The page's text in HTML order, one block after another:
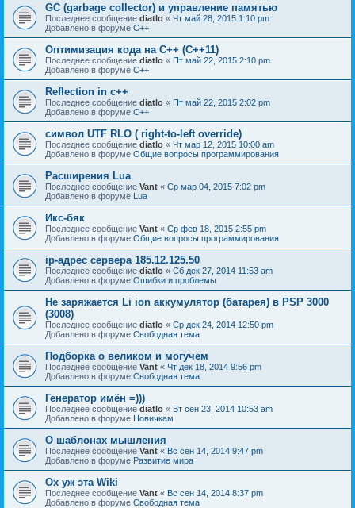
GC (garbage collector) и управление памятью
Последнее сообщение diatlo « Чт май 28, 2015 1:10 pm
Добавлено в форуме C++
Оптимизация кода на C++ (C++11)
Последнее сообщение diatlo « Пт май 22, 2015 2:10 pm
Добавлено в форуме C++
Reflection in с++
Последнее сообщение diatlo « Пт май 22, 2015 2:02 pm
Добавлено в форуме C++
символ UTF RLO ( right-to-left override)
Последнее сообщение diatlo « Чт мар 12, 2015 10:00 am
Добавлено в форуме Общие вопросы программирования
Расширения Lua
Последнее сообщение Vant « Ср мар 04, 2015 7:02 pm
Добавлено в форуме Lua
Икс-бяк
Последнее сообщение Vant « Ср фев 18, 2015 2:55 pm
Добавлено в форуме Общие вопросы программирования
ip-адрес сервера 185.12.125.50
Последнее сообщение diatlo « Сб дек 27, 2014 11:53 am
Добавлено в форуме Ошибки и проблемы
Не заряжается Li ion аккумулятор (батарея) в PSP 3000
(3008)
Последнее сообщение diatlo « Ср дек 24, 2014 12:50 pm
Добавлено в форуме Свободная тема
Подборка о великом и могучем
Последнее сообщение Vant « Чт дек 18, 2014 9:56 pm
Добавлено в форуме Свободная тема
Генератор имён =)))
Последнее сообщение diatlo « Вт сен 23, 2014 10:53 am
Добавлено в форуме Новичкам
О шаблонах мышления
Последнее сообщение Vant « Вс сен 14, 2014 9:47 pm
Добавлено в форуме Развитие мира
Ох уж эта Wiki
Последнее сообщение Vant « Вс сен 14, 2014 8:37 pm
Добавлено в форуме Свободная тема